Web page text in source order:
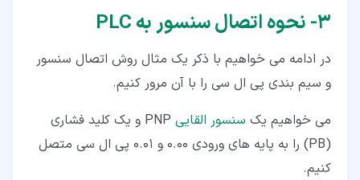
۳‏- نحوه اتصال سنسور به PLC
در ادامه می خواهیم با ذکر یک مثال روش اتصال سنسور
و سیم بندی پی ال سی را با آن مرور کنیم.
می خواهیم یک سنسور القایی
PNP و یک کلید فشاری
(PB) را به پایه های ورودی 0.00 و 0.01 پی ال سی متصل
کنیم.